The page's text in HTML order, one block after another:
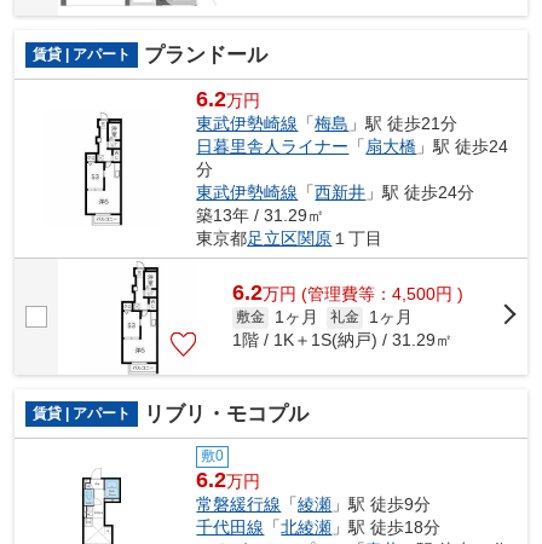
賃貸 | アパート プランドール
6.2万円
東武伊勢崎線 「梅島 」駅 徒歩21分
日暮里舎人ライナー 「 扇大橋 」駅 徒歩24
分
東武伊勢崎線 「西新井 」駅 徒歩24分
築13年 / 31.29㎡
東京都足立区関原 １丁目
6.2万円 (管理費等：4,500円 )
敷金 1ヶ月 礼金
1ヶ月
1階 / 1K＋1S(納戸) / 31.29㎡
賃貸 | アパート リブリ・モコプル
敷0
6.2万円
常磐緩行線 「綾瀬 」駅 徒歩9分
千代田線 「北綾瀬 」駅 徒歩18分